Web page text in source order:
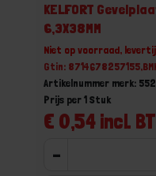
KELFORT
6,3X38MM
Niet op voorraad,
Gtin:
Artikelnummer merk:
€ 0,54 incl.
Prijs per 1 Stuk
-